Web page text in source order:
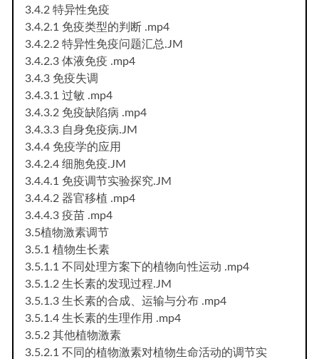
3.4.2 特异性免疫
3.4.2.1 免疫类型的判断 .mp4
3.4.2.2 特异性免疫问题汇总.JM
3.4.2.3 体液免疫 .mp4
3.4.3 免疫失调
3.4.3.1 过敏 .mp4
3.4.3.2 免疫缺陷病 .mp4
3.4.3.3 自身免疫病.JM
3.4.4 免疫学的应用
3.4.2.4 细胞免疫.JM
3.4.4.1 免疫调节实验探究.JM
3.4.4.2 器官移植 .mp4
3.4.4.3 疫苗 .mp4
3.5植物激素调节
3.5.1 植物生长素
3.5.1.1 不同处理方案下的植物向性运动 .mp4
3.5.1.2 生长素的发现过程.JM
3.5.1.3 生长素的合成、运输与分布 .mp4
3.5.1.4 生长素的生理作用 .mp4
3.5.2 其他植物激素
3.5.2.1 不同的植物激素对植物生命活动的调节实